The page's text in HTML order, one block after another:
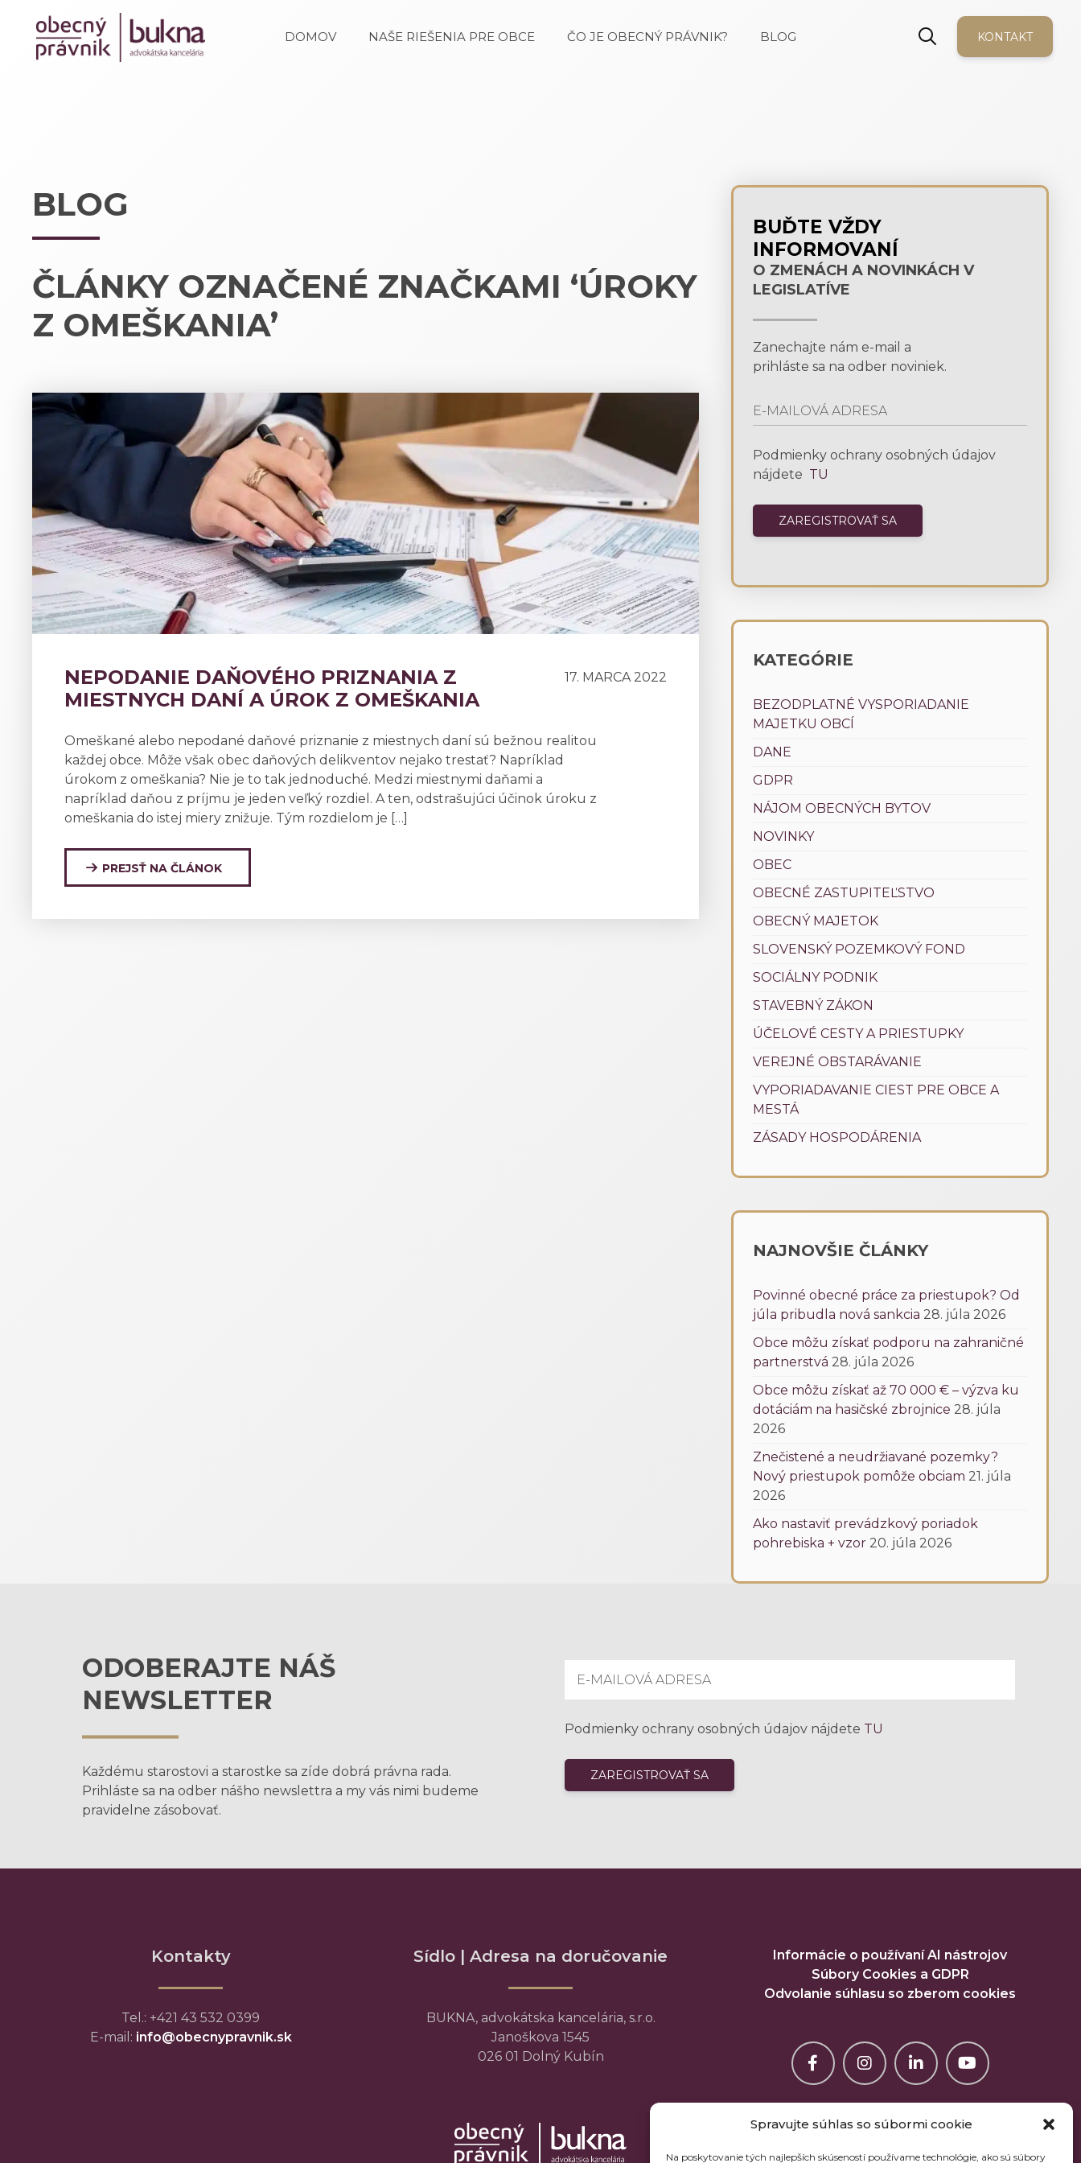
Spravujte súhlas so súbormi cookie
Na poskytovanie tých najlepších skúseností používame technológie, ako sú súbory
DOMOV NAŠE RIEŠENIA PRE OBCE ČO JE OBECNÝ PRÁVNIK? BLOG KONTAKT
BLOG
ČLÁNKY OZNAČENÉ ZNAČKAMI ‘ÚROKY
Z OMEŠKANIA’
17. MARCA 2022
NEPODANIE DAŇOVÉHO PRIZNANIA Z
MIESTNYCH DANÍ A ÚROK Z OMEŠKANIA
Omeškané alebo nepodané daňové priznanie z miestnych daní sú bežnou realitou
každej obce. Môže však obec daňových delikventov nejako trestať? Napríklad
úrokom z omeškania? Nie je to tak jednoduché. Medzi miestnymi daňami a
napríklad daňou z príjmu je jeden veľký rozdiel. A ten, odstrašujúci účinok úroku z
omeškania do istej miery znižuje. Tým rozdielom je […]
PREJSŤ NA ČLÁNOK
BUĎTE VŽDY
INFORMOVANÍ
O ZMENÁCH A NOVINKÁCH V
LEGISLATÍVE
Zanechajte nám e-mail a
prihláste sa na odber noviniek.
Podmienky ochrany osobných údajov
nájdete TU
KATEGÓRIE
BEZODPLATNÉ VYSPORIADANIE
MAJETKU OBCÍ
DANE
GDPR
NÁJOM OBECNÝCH BYTOV
NOVINKY
OBEC
OBECNÉ ZASTUPITEĽSTVO
OBECNÝ MAJETOK
SLOVENSKÝ POZEMKOVÝ FOND
SOCIÁLNY PODNIK
STAVEBNÝ ZÁKON
ÚČELOVÉ CESTY A PRIESTUPKY
VEREJNÉ OBSTARÁVANIE
VYPORIADAVANIE CIEST PRE OBCE A
MESTÁ
ZÁSADY HOSPODÁRENIA
NAJNOVŠIE ČLÁNKY
Povinné obecné práce za priestupok? Od
júla pribudla nová sankcia 28. júla 2026
Obce môžu získať podporu na zahraničné
partnerstvá 28. júla 2026
Obce môžu získať až 70 000 € – výzva ku
dotáciám na hasičské zbrojnice 28. júla
2026
Znečistené a neudržiavané pozemky?
Nový priestupok pomôže obciam 21. júla
2026
Ako nastaviť prevádzkový poriadok
pohrebiska + vzor 20. júla 2026
ODOBERAJTE NÁŠ
NEWSLETTER
Každému starostovi a starostke sa zíde dobrá právna rada.
Prihláste sa na odber nášho newslettra a my vás nimi budeme
pravidelne zásobovať.
Podmienky ochrany osobných údajov nájdete TU
Kontakty
Tel.: +421 43 532 0399
E-mail: info@obecnypravnik.sk
Sídlo | Adresa na doručovanie
BUKNA, advokátska kancelária, s.r.o.
Janoškova 1545
026 01 Dolný Kubín
Informácie o používaní AI nástrojov
Súbory Cookies a GDPR
Odvolanie súhlasu so zberom cookies